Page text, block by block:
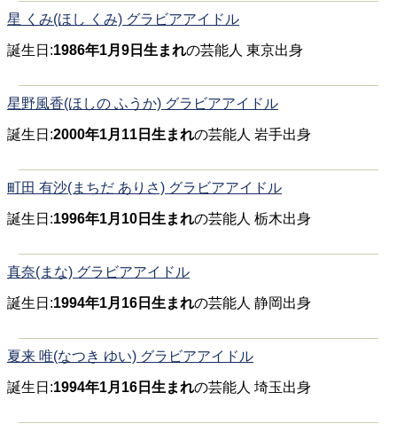
星 くみ(ほし くみ) グラビアアイドル
誕生日:1986年1月9日生まれの芸能人 東京出身
星野風香(ほしの ふうか) グラビアアイドル
誕生日:2000年1月11日生まれの芸能人 岩手出身
町田 有沙(まちだ ありさ) グラビアアイドル
誕生日:1996年1月10日生まれの芸能人 栃木出身
真奈(まな) グラビアアイドル
誕生日:1994年1月16日生まれの芸能人 静岡出身
夏来 唯(なつき ゆい) グラビアアイドル
誕生日:1994年1月16日生まれの芸能人 埼玉出身